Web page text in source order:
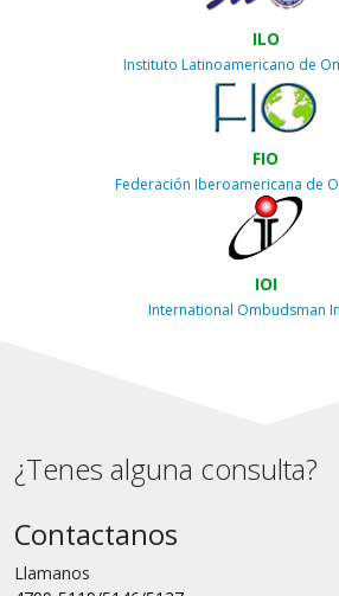
ILO
Instituto Latinoamericano de
FIO
Federación Iberoamericana de
IOI
International Ombudsman
¿Tenes alguna consulta?
Contactanos
Llamanos